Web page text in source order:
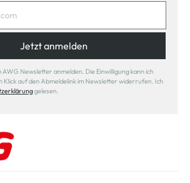
Jetzt anmelden
AWG Newsletter anmelden. Die Einwilligung kann ich
Klick auf den Abmeldelink im Newsletter widerrufen. Ich
gelesen.